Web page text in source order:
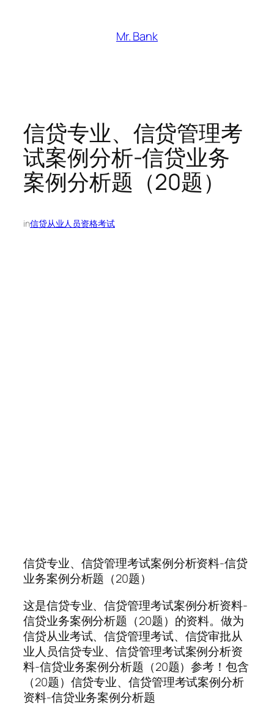
Mr. Bank
信贷专业、信贷管理考
试案例分析-信贷业务
案例分析题（20题）
in信贷从业人员资格考试
信贷专业、信贷管理考试案例分析资料-信贷
业务案例分析题（20题）
这是信贷专业、信贷管理考试案例分析资料-
信贷业务案例分析题（20题）的资料。做为
信贷从业考试、信贷管理考试、信贷审批从
业人员信贷专业、信贷管理考试案例分析资
料-信贷业务案例分析题（20题）参考！包含
（20题）信贷专业、信贷管理考试案例分析
资料-信贷业务案例分析题